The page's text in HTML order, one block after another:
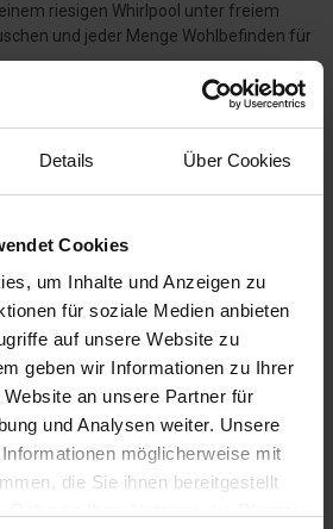
Details Über Cookies
Cookies
um Inhalte und Anzeigen zu
für soziale Medien anbieten
auf unsere Website zu
geben wir Informationen zu Ihrer
an unsere Partner für
und Analysen weiter. Unsere
möglicherweise mit
die Sie ihnen bereitgestellt
riesigen Whirlpool unter freiem
und jeder Menge Wohlbefinden für
(beachten Sie
springen möchten, aber die Nordsee
ein Ausflug ins Erlebnisbad genau das
für die Unterhaltung der Kinder bestens
können Sie sich unter anderem mit
längster Wasserrutsche, sowie einem
und Wasserfall amüsieren.
den Whirlpool oder die
zurückschalten.